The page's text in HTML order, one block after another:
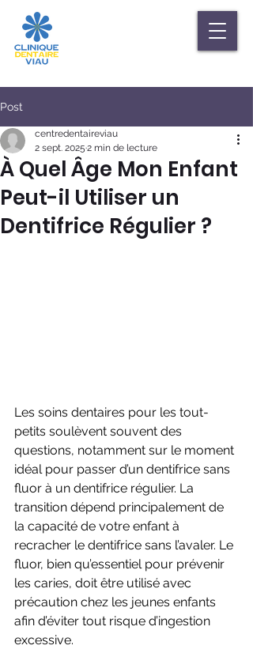
Post
À Quel Âge Mon Enfant
Peut-il Utiliser un
Dentifrice Régulier ?
centredentaireviau
2 sept. 2025 2 min de lecture
Les soins dentaires pour les tout-
petits soulèvent souvent des
questions, notamment sur le moment
idéal pour passer d’un dentifrice sans
fluor à un dentifrice régulier. La
transition dépend principalement de
la capacité de votre enfant à
recracher le dentifrice sans l’avaler. Le
fluor, bien qu’essentiel pour prévenir
les caries, doit être utilisé avec
précaution chez les jeunes enfants
afin d’éviter tout risque d’ingestion
excessive.